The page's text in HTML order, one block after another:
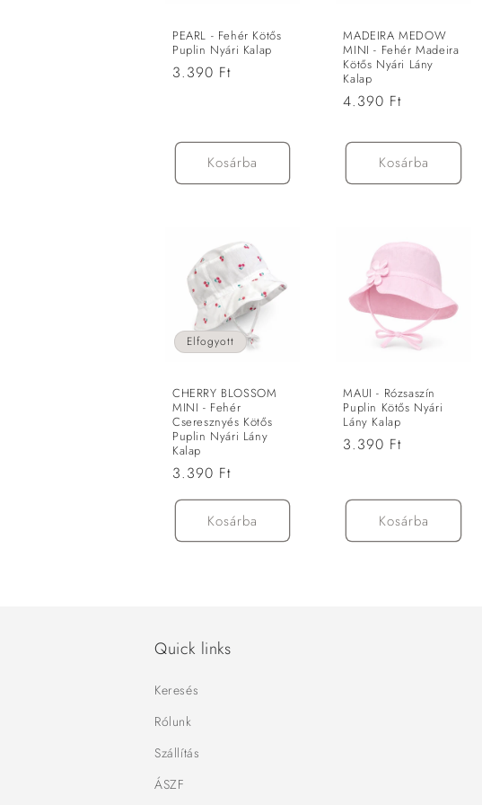
PEARL - Fehér Kötős
Puplin Nyári Kalap
Normál
3.390 Ft
Kosárba
MADEIRA MEDOW
MINI - Fehér Madeira
Kötős Nyári Lány
Kalap
Normál
4.390 Ft
Kosárba
Elfogyott
CHERRY BLOSSOM
MINI - Fehér
Cseresznyés Kötős
Puplin Nyári Lány
Kalap
Normál
ár
3.390 Ft
Kosárba
MAUI - Rózsaszín
Puplin Kötős Nyári
Lány Kalap
Normál
3.390 Ft
Kosárba
Quick links
Keresés
Rólunk
Szállítás
ÁSZF